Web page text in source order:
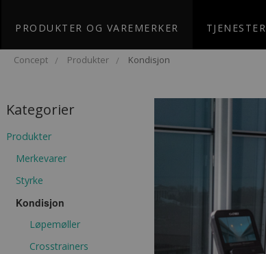
Hoppa
Ønskeliste
PRODUKTER OG VAREMERKER TJENESTER
Concept Produkter Kondisjon
Kategorier
Produkter
Merkevarer
Styrke
Kondisjon
Løpemøller
Crosstrainers
Kondisjon